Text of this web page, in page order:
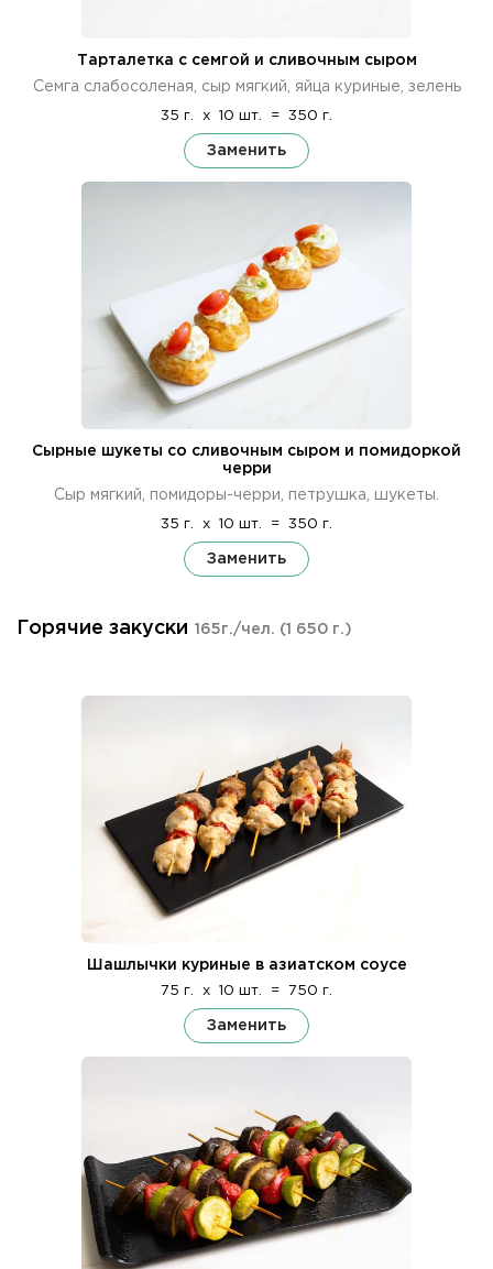
Тарталетка с семгой и сливочным сыром
Семга слабосоленая, сыр мягкий, яйца куриные, зелень
35 г. x 10 шт. = 350 г.
Заменить
Сырные шукеты со сливочным сыром и помидоркой
черри
Сыр мягкий, помидоры-черри, петрушка, шукеты.
35 г. x 10 шт. = 350 г.
Заменить
Горячие закуски 165г./чел. (1 650 г.)
Шашлычки куриные в азиатском соусе
75 г. x 10 шт. = 750 г.
Заменить